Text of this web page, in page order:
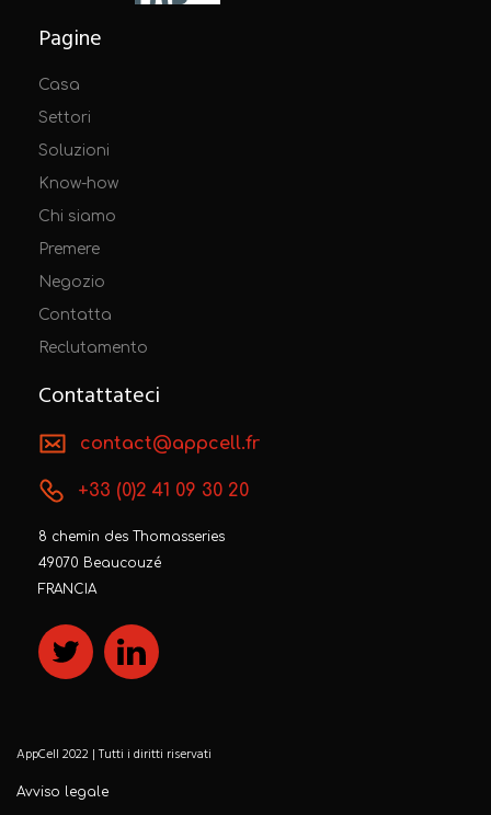
Pagine
Casa
Settori
Soluzioni
Know-how
Chi siamo
Premere
Negozio
Contatta
Reclutamento
Contattateci
contact@appcell.fr
+33 (0)2 41 09 30 20
8 chemin des Thomasseries
49070 Beaucouzé
FRANCIA
AppCell 2022 | Tutti i diritti riservati
Avviso legale